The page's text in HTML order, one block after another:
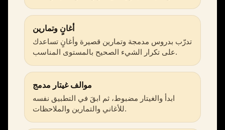
أغانٍ وتمارين
تدرّب بدروس مدمجة وتمارين قصيرة وأغانٍ تساعدك
على تكرار الشيء الصحيح بالمستوى المناسب.
موالف غيتار مدمج
ابدأ والغيتار مضبوط، ثم ابقَ في التطبيق نفسه
للأغاني والتمارين والملاحظات.